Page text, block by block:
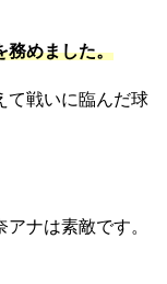
務めました。
て戦いに臨んだ球
ナは素敵です。